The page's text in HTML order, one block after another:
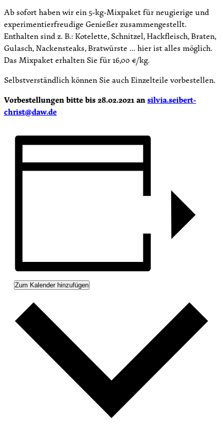
Ab sofort haben wir ein 5-kg-Mixpaket für neugierige und
experimentierfreudige Genießer zusammengestellt.
Enthalten sind z. B.: Kotelette, Schnitzel, Hackfleisch, Braten,
Gulasch, Nackensteaks, Bratwürste … hier ist alles möglich.
Das Mixpaket erhalten Sie für 16,00 €/kg.
Selbstverständlich können Sie auch Einzelteile vorbestellen.
Vorbestellungen bitte bis 28.02.2021 ansilvia.seibert-
christ@daw.de
Zum Kalender hinzufügen